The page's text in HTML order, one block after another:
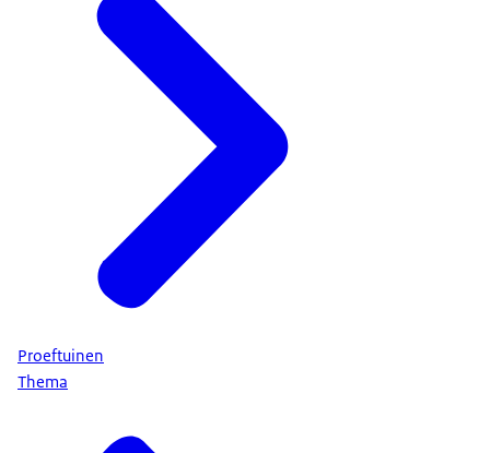
Proeftuinen
Thema